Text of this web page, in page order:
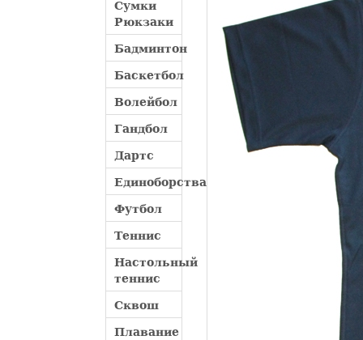
Сумки
Рюкзаки
Бадминтон
Баскетбол
Волейбол
Гандбол
Дартс
Единоборства
Футбол
Теннис
Настольный
теннис
Сквош
Плавание